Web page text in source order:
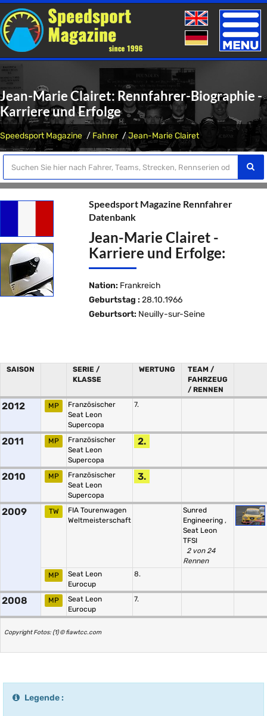
Toggle
Jean-Marie Clairet: Rennfahrer-Biographie -
Karriere und Erfolge
Speedsport Magazine Fahrer Jean-Marie Clairet
Speedsport Magazine Rennfahrer
Datenbank
Jean-Marie Clairet -
Karriere und Erfolge:
Nation: Frankreich
Geburtstag : 28.10.1966
Geburtsort: Neuilly-sur-Seine
SAISON
SERIE /
KLASSE
WERTUNG
TEAM /
FAHRZEUG
/ RENNEN
2012 MP
Französischer
Seat Leon
Supercopa
7.
2011 MP
Französischer
Seat Leon
Supercopa
2.
2010 MP
Französischer
Seat Leon
Supercopa
3.
2009 TW
FIA Tourenwagen
Weltmeisterschaft
Sunred
Engineering ,
Seat Leon
TFSI
2 von 24
Rennen
MP
Seat Leon
Eurocup
8.
2008 MP
Seat Leon
Eurocup
7.
Copyright Fotos: (1) © fiawtcc.com
Legende :